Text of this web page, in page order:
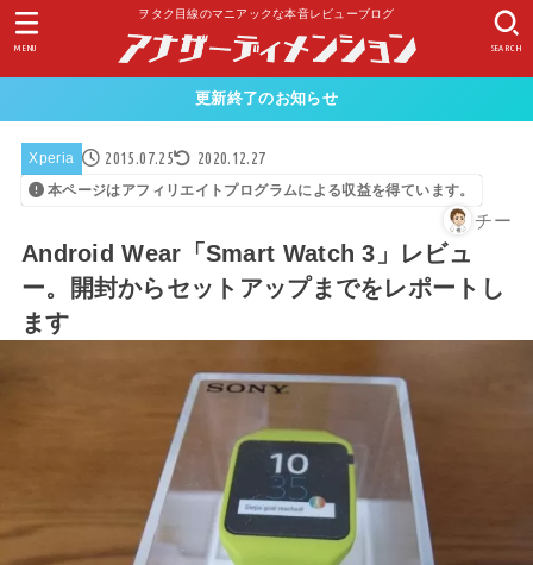
ヲタク目線のマニアックな本音レビューブログ
SEARCH
MENU
更新終了のお知らせ
Xperia 2015.07.25 2020.12.27
本ページはアフィリエイトプログラムによる収益を得ています。
チー
Android Wear「Smart Watch 3」レビュ
ー。開封からセットアップまでをレポートし
ます